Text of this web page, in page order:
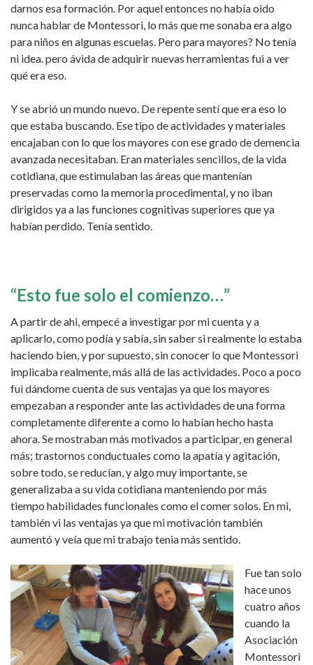
darnos esa formación. Por aquel entonces no había oido
nunca hablar de Montessori, lo más que me sonaba era algo
para niños en algunas escuelas. Pero para mayores? No tenía
ni idea. pero ávida de adquirir nuevas herramientas fui a ver
qué era eso.
Y se abrió un mundo nuevo. De repente sentí que era eso lo
que estaba buscando. Ese tipo de actividades y materiales
encajaban con lo que los mayores con ese grado de demencia
avanzada necesitaban. Eran materiales sencillos, de la vida
cotidiana, que estimulaban las áreas que mantenían
preservadas como la memoria procedimental, y no iban
dirigidos ya a las funciones cognitivas superiores que ya
habían perdido. Tenía sentido.
“Esto fue solo el comienzo…”
A partir de ahi, empecé a investigar por mi cuenta y a
aplicarlo, como podía y sabía, sin saber si realmente lo estaba
haciendo bien, y por supuesto, sin conocer lo que Montessori
implicaba realmente, más allá de las actividades. Poco a poco
fui dándome cuenta de sus ventajas ya que los mayores
empezaban a responder ante las actividades de una forma
completamente diferente a como lo habían hecho hasta
ahora. Se mostraban más motivados a participar, en general
más; trastornos conductuales como la apatía y agitación,
sobre todo, se reducían, y algo muy importante, se
generalizaba a su vida cotidiana manteniendo por más
tiempo habilidades funcionales como el comer solos. En mi,
también vi las ventajas ya que mi motivación también
aumentó y veía que mi trabajo tenia más sentido.
Fue tan solo
hace unos
cuatro años
cuando la
Asociación
Montessori